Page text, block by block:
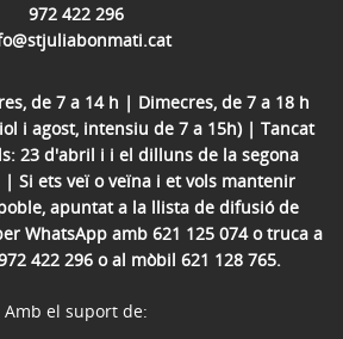
972 422 296
de 7 a 14 h | Dimecres, de 7 a 18 h
i agost, intensiu de 7 a 15h) | Tancat
23 d'abril i i el dilluns de la segona
| Si ets veï o veïna i et vols mantenir
apuntat a la llista de difusió de
WhatsApp amb 621 125 074 o truca a
422 296 o al mòbil 621 128 765.
Amb el suport de: